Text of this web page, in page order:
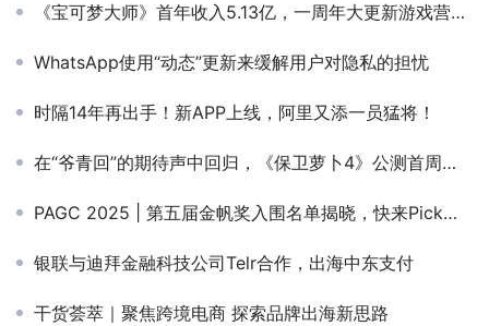
《宝可梦大师》首年收入5.13亿，一周年大更新游戏营收翻了四倍
WhatsApp使用“动态”更新来缓解用户对隐私的担忧
时隔14年再出手！新APP上线，阿里又添一员猛将！
在“爷青回”的期待声中回归，《保卫萝卜4》公测首周的成绩如何
PAGC 2025 | 第五届金帆奖入围名单揭晓，快来Pick你心中的行业标杆！
银联与迪拜金融科技公司Telr合作，出海中东支付
干货荟萃｜聚焦跨境电商 探索品牌出海新思路